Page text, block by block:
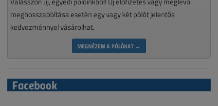
meghosszabbítása esetén egy vagy két pólót jelentős
kedvezménnyel vásárolhat.
MEGNÉZEM A PÓLÓKAT →
Facebook